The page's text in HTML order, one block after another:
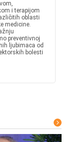
i terapijom
oblasti
medicine.
preventivnoj
ljubimaca od
bolesti